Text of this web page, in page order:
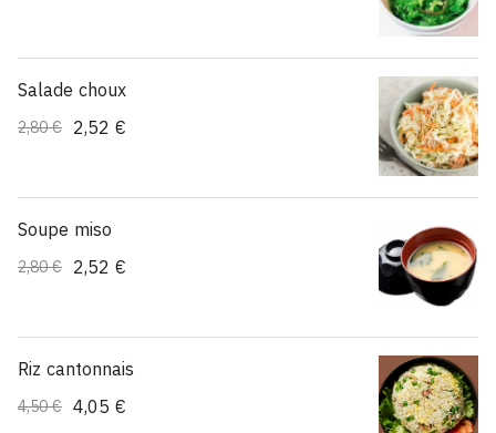
Salade choux
2,80 € 2,52 €
Soupe miso
2,80 € 2,52 €
Riz cantonnais
4,50 € 4,05 €